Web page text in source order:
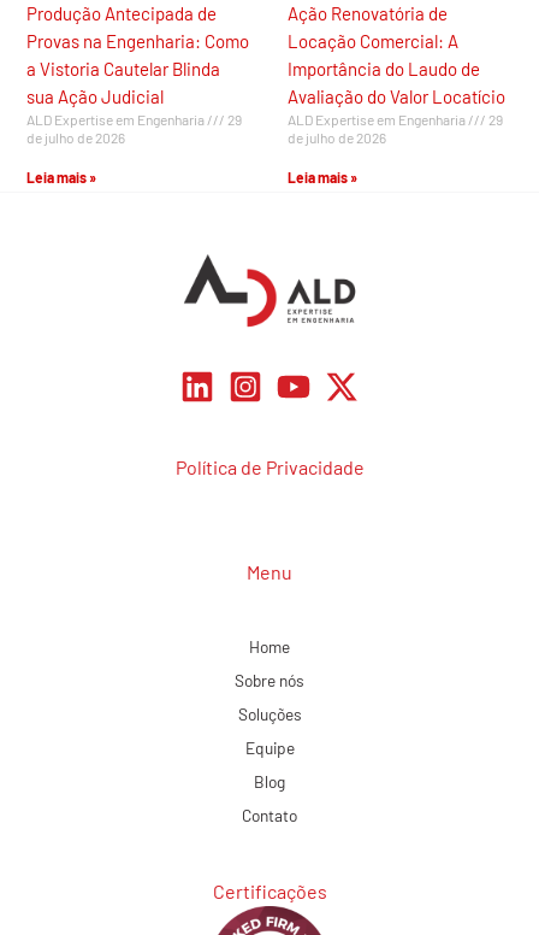
Produção Antecipada de
Provas na Engenharia: Como
a Vistoria Cautelar Blinda
sua Ação Judicial
ALD Expertise em Engenharia
29
de julho de 2026
Leia mais »
Ação Renovatória de
Locação Comercial: A
Importância do Laudo de
Avaliação do Valor Locatício
ALD Expertise em Engenharia
29
de julho de 2026
Leia mais »
Política de Privacidade
Menu
Home
Sobre nós
Soluções
Equipe
Blog
Contato
Certificações